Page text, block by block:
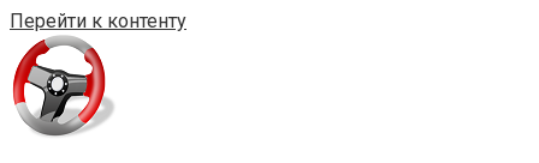
Перейти к контенту